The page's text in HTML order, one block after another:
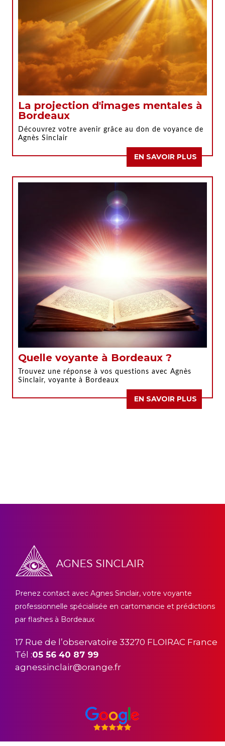
La projection d'images mentales à
Bordeaux
Découvrez votre avenir grâce au don de voyance de
Agnès Sinclair
EN SAVOIR PLUS
Quelle voyante à Bordeaux ?
Trouvez une réponse à vos questions avec Agnès
Sinclair, voyante à Bordeaux
EN SAVOIR PLUS
Prenez contact avec Agnes Sinclair, votre voyante
professionnelle spécialisée en cartomancie et prédictions
par flashes à Bordeaux
17 Rue de l’observatoire 33270 FLOIRAC France
Tél :05 56 40 87 99
agnessinclair@orange.fr